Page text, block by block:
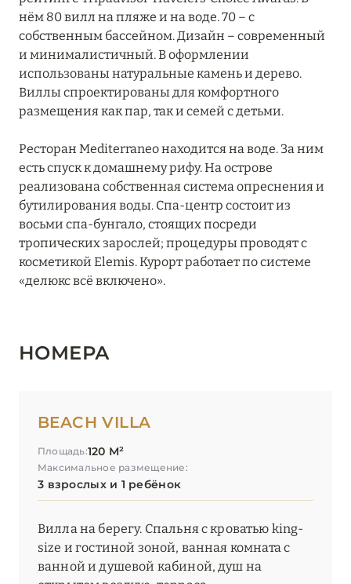
ХАА-АЛИФ 6
ШАВИЙАНИ
ЮЖНЫЙ АРИ
ЮЖНЫЙ МАЛЕ
нём 80 вилл на пляже и на воде. 70 – с
собственным бассейном. Дизайн – современный
и минималистичный. В оформлении
использованы натуральные камень и дерево.
Виллы спроектированы для комфортного
размещения как пар, так и семей с детьми.
Ресторан Mediterraneo находится на воде. За ним
есть спуск к домашнему рифу. На острове
реализована собственная система опреснения и
бутилирования воды. Спа-центр состоит из
восьми спа-бунгало, стоящих посреди
тропических зарослей; процедуры проводят с
косметикой Elemis. Курорт работает по системе
«делюкс всё включено».
НОМЕРА
BEACH VILLA
Площадь:120 М²
Максимальное размещение:
3 взрослых и 1 ребёнок
Вилла на берегу. Спальня с кроватью king-
size и гостиной зоной, ванная комната с
ванной и душевой кабиной, душ на